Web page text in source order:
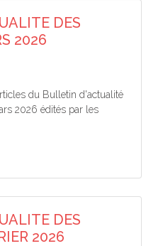
DES
2026
du Bulletin d'actualité
2026 édités par les
DES
2026